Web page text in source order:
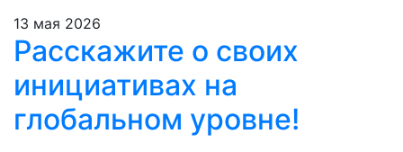
13 мая 2026
Расскажите о своих
инициативах на
глобальном уровне!